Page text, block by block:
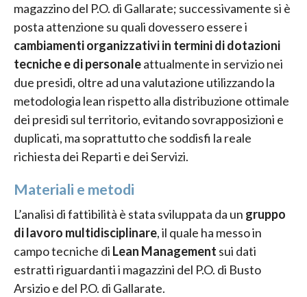
magazzino del P.O. di Gallarate; successivamente si è
posta attenzione su quali dovessero essere i
cambiamenti organizzativi in termini di dotazioni
tecniche e di personaleattualmente in servizio nei
due presidi, oltre ad una valutazione utilizzando la
metodologia lean rispetto alla distribuzione ottimale
dei presidi sul territorio, evitando sovrapposizioni e
duplicati, ma soprattutto che soddisfi la reale
richiesta dei Reparti e dei Servizi.
Materiali e metodi
L’analisi di fattibilità è stata sviluppata da un gruppo
di lavoro multidisciplinare, il quale ha messo in
campo tecniche di Lean Management sui dati
estratti riguardanti i magazzini del P.O. di Busto
Arsizio e del P.O. di Gallarate.